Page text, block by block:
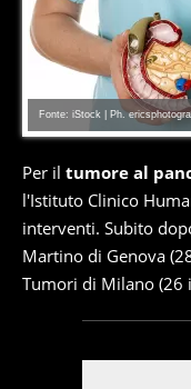
Fonte: iStock | Ph.
Per il tumore al
l'Istituto Clinico
interventi. Subito
Martino di Genova
Tumori di Milano (26